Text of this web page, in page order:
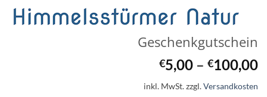
Geschenkgutschein
€5,00 – €100,00
inkl. MwSt.zzgl.Versandkosten